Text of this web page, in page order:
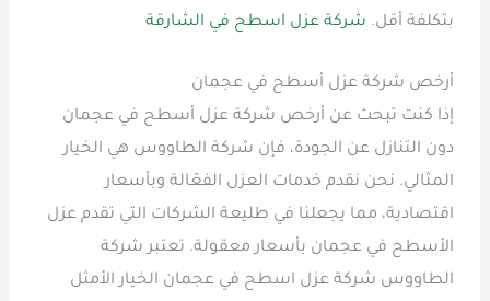
بتكلفة أقل. شركة عزل اسطح في الشارقة
أرخص شركة عزل أسطح في عجمان
إذا كنت تبحث عن أرخص شركة عزل أسطح في عجمان
دون التنازل عن الجودة، فإن شركة الطاووس هي الخيار
المثالي. نحن نقدم خدمات العزل الفعّالة وبأسعار
اقتصادية، مما يجعلنا في طليعة الشركات التي تقدم عزل
الأسطح في عجمان بأسعار معقولة. تعتبر شركة
الطاووس شركة عزل اسطح في عجمان الخيار الأمثل